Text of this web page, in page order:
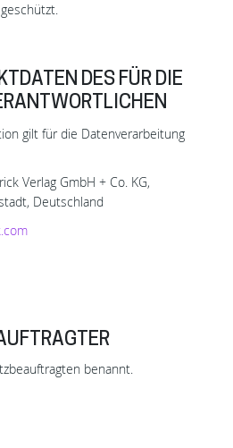
DES FÜR DIE
gilt für die Datenverarbeitung
Verlag GmbH + Co. KG,
Deutschland
benannt.